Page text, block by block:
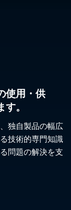
使用・供
。
独自製品の幅広
技術的専門知識
問題の解決を支